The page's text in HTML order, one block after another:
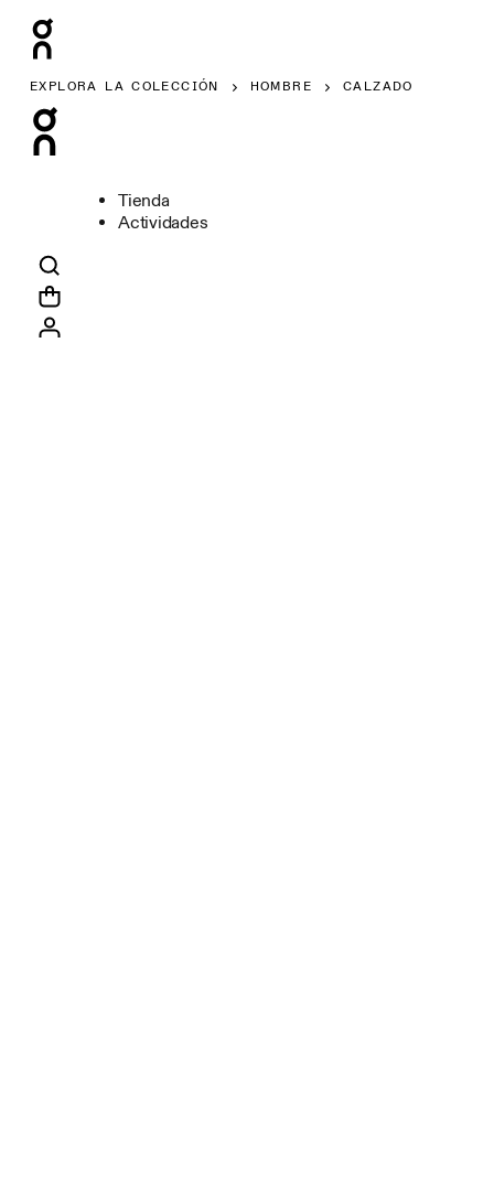
EXPLORA LA COLECCIÓN HOMBRE CALZADO
Tienda
Actividades